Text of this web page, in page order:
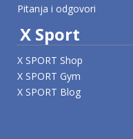
Pitanja i odgovori
X Sport
X SPORT Shop
X SPORT Gym
X SPORT Blog